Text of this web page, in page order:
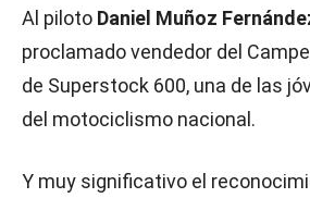
Al piloto Daniel Muñoz
proclamado vendedor del
de Superstock 600, una de las
del motociclismo nacional.
Y muy significativo el